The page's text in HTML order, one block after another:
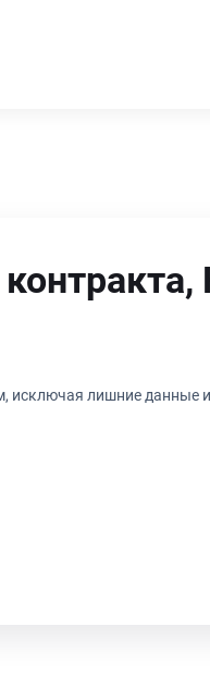
исключая лишние данные